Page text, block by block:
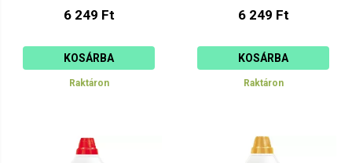
6 249 Ft
KOSÁRBA
Raktáron
6 249 Ft
KOSÁRBA
Raktáron